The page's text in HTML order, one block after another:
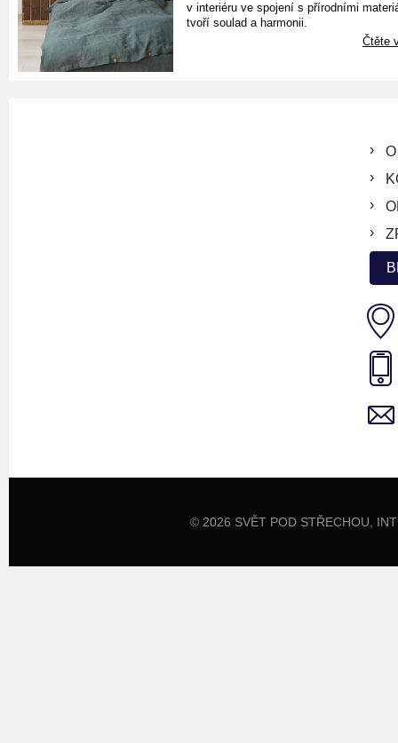
v interiéru ve spojení s přírodními
tvoří soulad a harmonii.
Čtěte
© 2026 SVĚT POD STŘECHOU,